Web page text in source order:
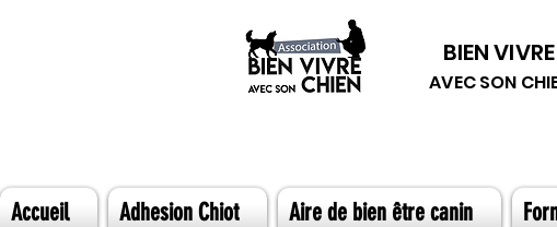
BIEN VIVRE
AVEC SON
Accueil Adhesion Chiot Aire de bien être canin